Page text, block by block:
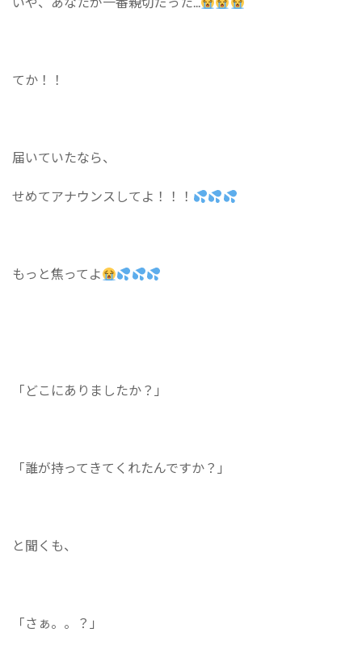
てか！！
届いていたなら、
せめてアナウンスしてよ！！！
もっと焦ってよ
「どこにありましたか？」
「誰が持ってきてくれたんですか？」
と聞くも、
「さぁ。。？」